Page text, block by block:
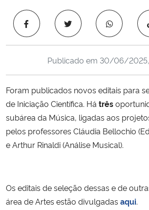
Ministério da Educação
Ministério de Minas e Energia
Ministério da Ciência, Tecnologia, Inovações e
Ministério do Meio Ambiente
Ministério do Desenvolvimento Regional
Publicado em 30/06/2025,
Foram publicados novos editais para
de Iniciação Científica. Há três
subárea da Música, ligadas aos
pelos professores Cláudia Bellochio
e Arthur Rinaldi (Análise Musical).
Os editais de seleção dessas e de
área de Artes estão divulgadas aqui.